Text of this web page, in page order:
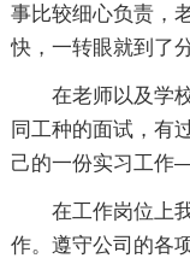
事比较细心负责，
快，一转眼就到了
在老师以及学
同工种的面试，有
己的一份实习工作
在工作岗位上
作。遵守公司的各